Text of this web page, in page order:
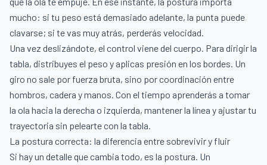
mucho: si tu peso está demasiado adelante, la punta puede
clavarse; si te vas muy atrás, perderás velocidad.
Una vez deslizándote, el control viene del cuerpo. Para dirigir la
tabla, distribuyes el peso y aplicas presión en los bordes. Un
giro no sale por fuerza bruta, sino por coordinación entre
hombros, cadera y manos. Con el tiempo aprenderás a tomar
la ola hacia la derecha o izquierda, mantener la línea y ajustar tu
trayectoria sin pelearte con la tabla.
La postura correcta: la diferencia entre sobrevivir y fluir
Si hay un detalle que cambia todo, es la postura. Un